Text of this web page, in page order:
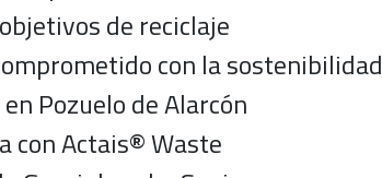
de reciclaje
con la sostenibilidad
Pozuelo de Alarcón
con Actais® Waste